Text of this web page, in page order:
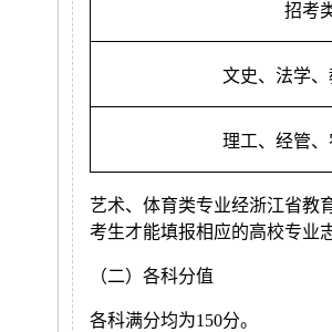
招考
文史、法学
理工、经管
艺术、体育类专业经浙江省教
考生才能填报相应的高校专业
（二）各科分值
各科满分均为150分。